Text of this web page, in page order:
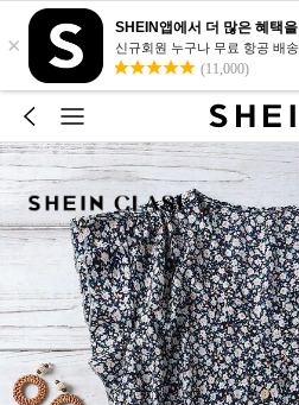
× 신규회원 누구나 무료 항공 배송
(11,000)